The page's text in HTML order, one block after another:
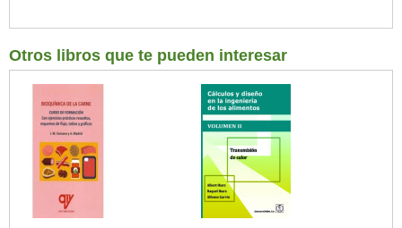
Otros libros que te pueden interesar